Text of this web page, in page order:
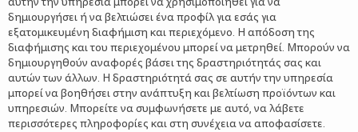
δημιουργήσει ή να βελτιώσει ένα προφίλ για εσάς για
εξατομικευμένη διαφήμιση και περιεχόμενο. Η απόδοση της
διαφήμισης και του περιεχομένου μπορεί να μετρηθεί. Μπορούν να
δημιουργηθούν αναφορές βάσει της δραστηριότητάς σας και
αυτών των άλλων. Η δραστηριότητά σας σε αυτήν την υπηρεσία
μπορεί να βοηθήσει στην ανάπτυξη και βελτίωση προϊόντων και
υπηρεσιών. Μπορείτε να συμφωνήσετε με αυτό, να λάβετε
περισσότερες πληροφορίες και στη συνέχεια να αποφασίσετε.